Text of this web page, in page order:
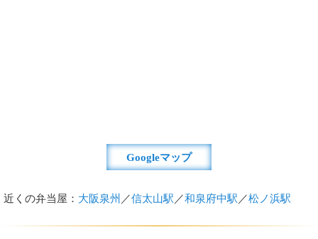
Googleマップ
近くの弁当屋： 大阪泉州 ／信太山駅 ／和泉府中駅 ／松ノ浜駅